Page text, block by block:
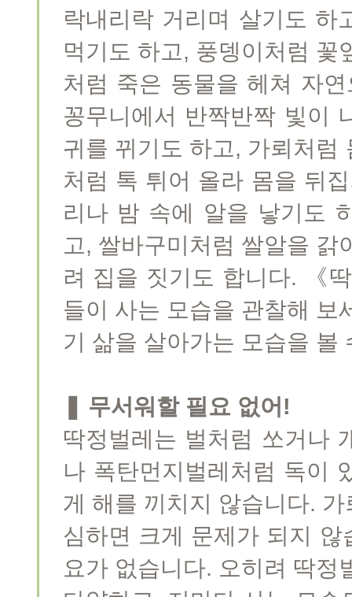
락내리락 거리며 살기도 하
먹기도 하고, 풍뎅이처럼 꽃
처럼 죽은 동물을 헤쳐 자
꽁무니에서 반짝반짝 빛이
귀를 뀌기도 하고, 가뢰처럼
처럼 톡 튀어 올라 몸을 뒤
리나 밤 속에 알을 낳기도
고, 쌀바구미처럼 쌀알을
려 집을 짓기도 합니다. 《
들이 사는 모습을 관찰해 보
기 삶을 살아가는 모습을 볼
❚ 무서워할 필요 없어!
딱정벌레는 벌처럼 쏘거나
나 폭탄먼지벌레처럼 독이
게 해를 끼치지 않습니다.
심하면 크게 문제가 되지
요가 없습니다. 오히려 딱